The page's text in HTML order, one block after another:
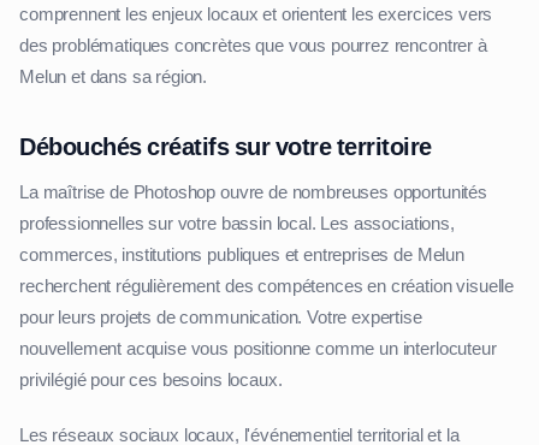
comprennent les enjeux locaux et orientent les exercices vers
des problématiques concrètes que vous pourrez rencontrer à
Melun et dans sa région.
Débouchés créatifs sur votre territoire
La maîtrise de Photoshop ouvre de nombreuses opportunités
professionnelles sur votre bassin local. Les associations,
commerces, institutions publiques et entreprises de Melun
recherchent régulièrement des compétences en création visuelle
pour leurs projets de communication. Votre expertise
nouvellement acquise vous positionne comme un interlocuteur
privilégié pour ces besoins locaux.
Les réseaux sociaux locaux, l'événementiel territorial et la